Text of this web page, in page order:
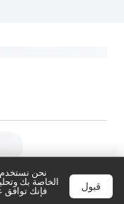
نحن نستخدم
الخاصة بك
فإنك توافق
قبول